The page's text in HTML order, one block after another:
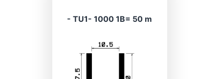
- TU1- 1000 1B= 50 m